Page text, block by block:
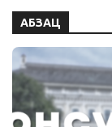
АБЗАЦ